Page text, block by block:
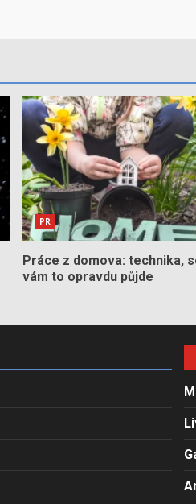
PR
Práce z domova: technika,
vám to opravdu půjde